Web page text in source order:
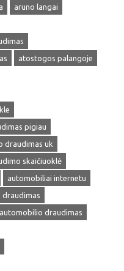
aruno langai
atostogos palangoje
pigiau
draudimas uk
skaičiuoklė
automobiliai internetu
draudimas
automobilio draudimas